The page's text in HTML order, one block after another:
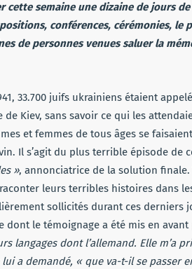
cette semaine une dizaine de jours
conférences, cérémonies, le
de personnes venues saluer la
33.700 juifs ukrainiens étaient
de Kiev, sans savoir ce qui les
et femmes de tous âges se
Il s’agit du plus terrible épisode de
», annonciatrice de la solution
leurs terribles histoires dans
sollicités durant ces derniers
dont le témoignage a été mis en
langages dont l’allemand. Elle m’a
a demandé, « que va-t-il se passer